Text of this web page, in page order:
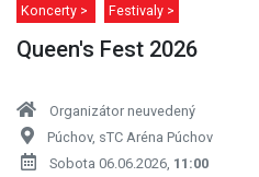
Koncerty > Festivaly >
Queen's Fest 2026
Organizátor neuvedený
Púchov, sTC Aréna Púchov
Sobota 06.06.2026, 11:00